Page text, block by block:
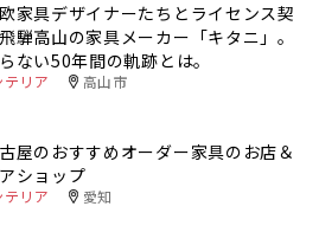
家具デザイナーたちとライセンス契
騨高山の家具メーカー「キタニ」。
ない50年間の軌跡とは。
リア 高山市
屋のおすすめオーダー家具のお店＆
ショップ
リア 愛知